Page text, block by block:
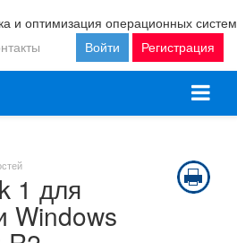
и оптимизация операционных систем
Войти
Регистрация
1 для
Windows